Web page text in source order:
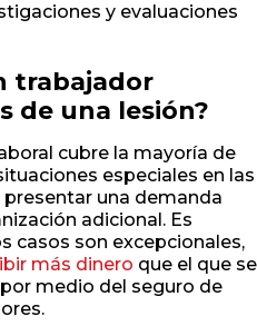
y evaluaciones
trabajador
de una lesión?
cubre la mayoría de
especiales en las
una demanda
adicional. Es
casos son excepcionales,
más dinero que el que se
medio del seguro de